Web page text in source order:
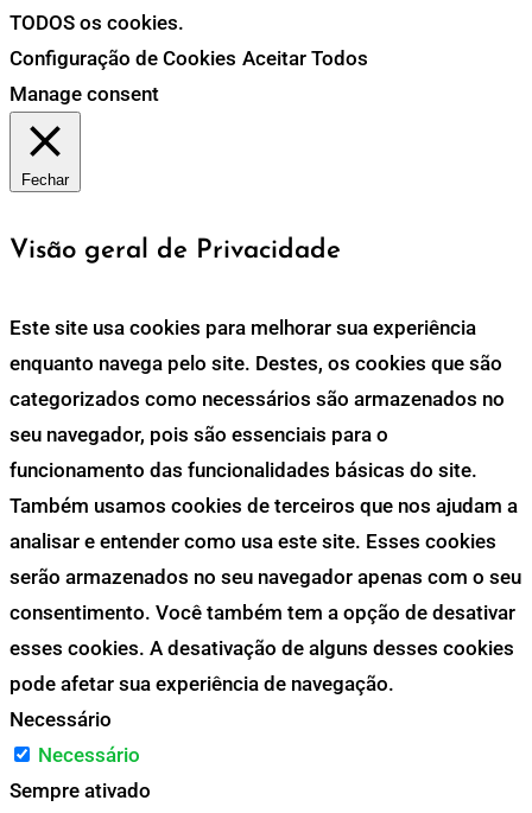
TODOS os cookies.
Configuração de Cookies Aceitar Todos
Manage consent
Fechar
Visão geral de Privacidade
Este site usa cookies para melhorar sua experiência
enquanto navega pelo site. Destes, os cookies que são
categorizados como necessários são armazenados no
seu navegador, pois são essenciais para o
funcionamento das funcionalidades básicas do site.
Também usamos cookies de terceiros que nos ajudam a
analisar e entender como usa este site. Esses cookies
serão armazenados no seu navegador apenas com o seu
consentimento. Você também tem a opção de desativar
esses cookies. A desativação de alguns desses cookies
pode afetar sua experiência de navegação.
Necessário
Necessário
Sempre ativado